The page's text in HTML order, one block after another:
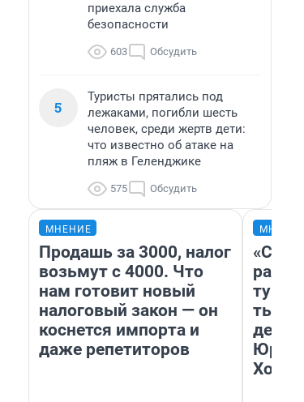
приехала служба
безопасности
603 Обсудить
5
Туристы прятались под
лежаками, погибли шесть
человек, среди жертв дети:
что известно об атаке на
пляж в Геленджике
575 Обсудить
МНЕНИЕ
Продашь за 3000, налог
возьмут с 4000. Что
нам готовит новый
налоговый закон — он
коснется импорта и
даже репетиторов
день